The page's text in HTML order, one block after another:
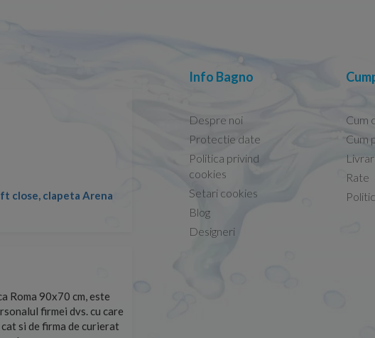
close, clapeta Arena
Conform descrierii!
13.02.2026
Roma 90x70 cm, este
firmei dvs. cu care
si de firma de curierat
Info Bagno
Despre noi
Protectie date
Politica privind
cookies
Setari cookies
Blog
Designeri
Cum
Cum
Rate